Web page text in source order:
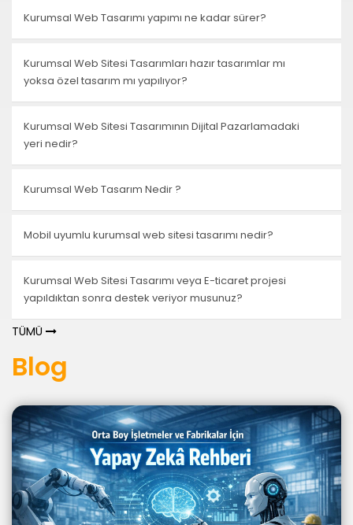
Kurumsal Web Tasarımı yapımı ne kadar sürer?
Kurumsal Web Sitesi Tasarımları hazır tasarımlar mı
yoksa özel tasarım mı yapılıyor?
Kurumsal Web Sitesi Tasarımının Dijital Pazarlamadaki
yeri nedir?
Kurumsal Web Tasarım Nedir ?
Mobil uyumlu kurumsal web sitesi tasarımı nedir?
Kurumsal Web Sitesi Tasarımı veya E-ticaret projesi
yapıldıktan sonra destek veriyor musunuz?
TÜMÜ
Blog